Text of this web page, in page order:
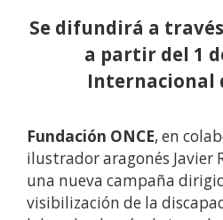
Se difundirá a
a partir del 1
Internacional
Fundación ONCE, en
ilustrador aragonés Javier
una nueva campaña
visibilización de la